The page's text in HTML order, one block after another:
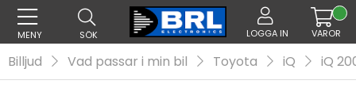
MENY SÖK LOGGA IN VAROR
Billjud Vad passar i min bil Toyota iQ iQ